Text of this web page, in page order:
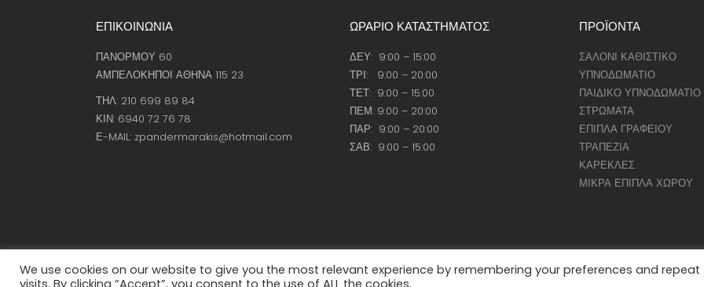
ΕΠΙΚΟΙΝΩΝΙΑ
ΠΑΝΟΡΜΟΥ 60
ΑΜΠΕΛΟΚΗΠΟΙ ΑΘΗΝΑ 115 23
ΤΗΛ: 210 699 89 84
ΚΙΝ: 6940 72 76 78
Ε-MAIL: zpandermarakis@hotmail.com
ΩΡΑΡΙΟ ΚΑΤΑΣΤΗΜΑΤΟΣ
ΔΕΥ: 9:00 – 15:00
ΤΡΙ: 9:00 – 20:00
ΤΕΤ: 9:00 – 15:00
ΠΕΜ: 9:00 – 20:00
ΠΑΡ: 9:00 – 20:00
ΣΑΒ: 9:00 – 15:00
ΠΡΟΪΟΝΤΑ
ΣΑΛΟΝΙ ΚΑΘΙΣΤΙΚΟ
ΥΠΝΟΔΩΜΑΤΙΟ
ΠΑΙΔΙΚΟ ΥΠΝΟΔΩΜΑΤΙΟ
ΣΤΡΩΜΑΤΑ
ΕΠΙΠΛΑ ΓΡΑΦΕΙΟΥ
ΤΡΑΠΕΖΙΑ
ΚΑΡΕΚΛΕΣ
ΜΙΚΡΑ ΕΠΙΠΛΑ ΧΩΡΟΥ
Copyright
We use cookies on our website to give you the most relevant experience by remembering your preferences and repeat
visits. By clicking “Accept”, you consent to the use of ALL the cookies.